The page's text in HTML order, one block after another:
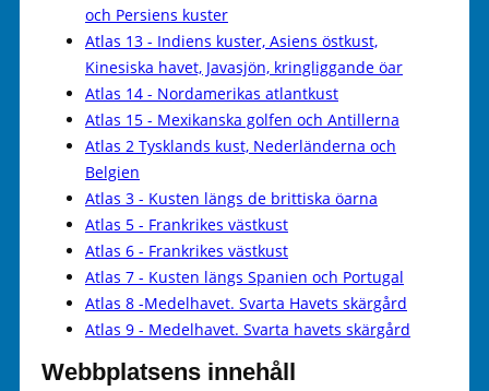
och Persiens kuster
Atlas 13 - Indiens kuster, Asiens östkust,
Kinesiska havet, Javasjön, kringliggande öar
Atlas 14 - Nordamerikas atlantkust
Atlas 15 - Mexikanska golfen och Antillerna
Atlas 2 Tysklands kust, Nederländerna och
Belgien
Atlas 3 - Kusten längs de brittiska öarna
Atlas 5 - Frankrikes västkust
Atlas 6 - Frankrikes västkust
Atlas 7 - Kusten längs Spanien och Portugal
Atlas 8 -Medelhavet. Svarta Havets skärgård
Atlas 9 - Medelhavet. Svarta havets skärgård
Webbplatsens innehåll